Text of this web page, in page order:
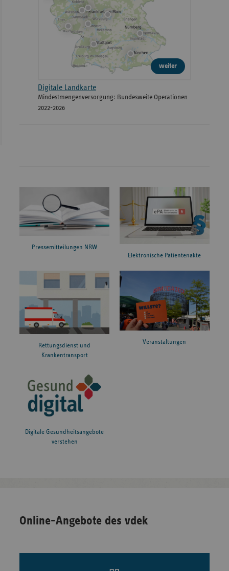
weiter
Digitale Landkarte
Mindestmengenversorgung: Bundesweite Operationen
2022-2026
Pressemitteilungen NRW
Elektronische Patientenakte
Rettungsdienst und
Krankentransport
Veranstaltungen
Digitale Gesundheitsangebote
verstehen
Online-Angebote des vdek